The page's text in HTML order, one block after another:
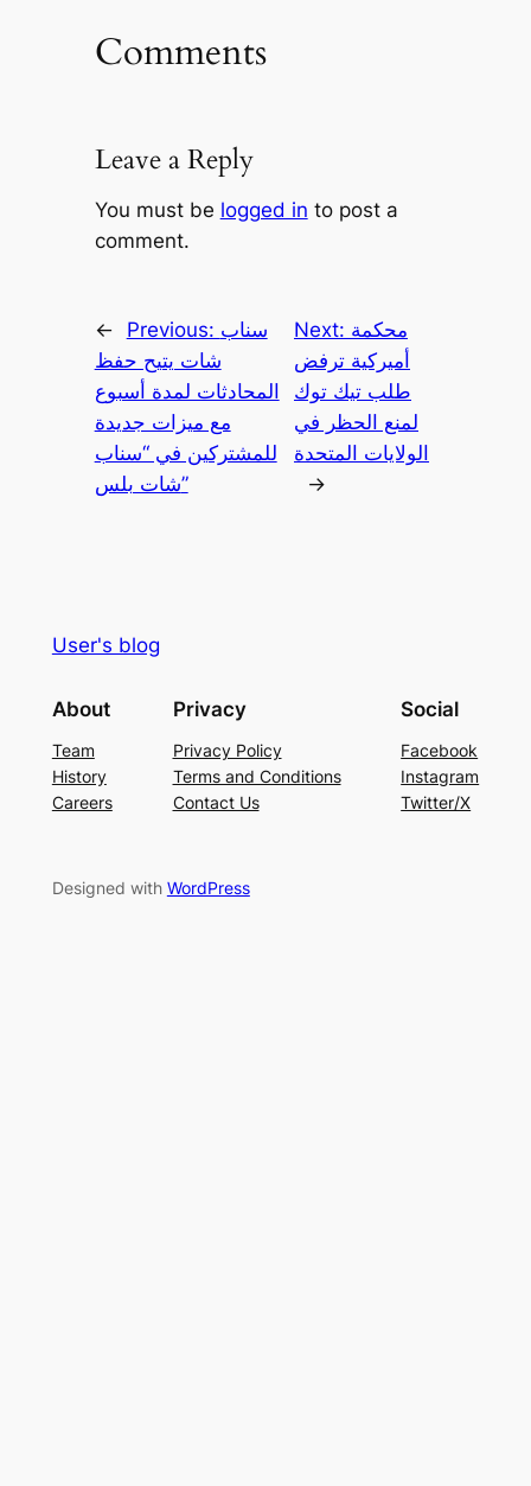
Comments
Leave a Reply
You must be logged in to post a
comment.
← Previous: سناب
شات يتيح حفظ
المحادثات لمدة أسبوع
مع ميزات جديدة
للمشتركين في “سناب
شات بلس”
Next: محكمة
أميركية ترفض
طلب تيك توك
لمنع الحظر في
الولايات المتحدة
→
User's blog
About
Team
History
Careers
Privacy
Privacy Policy
Terms and Conditions
Contact Us
Social
Facebook
Instagram
Twitter/X
Designed with WordPress